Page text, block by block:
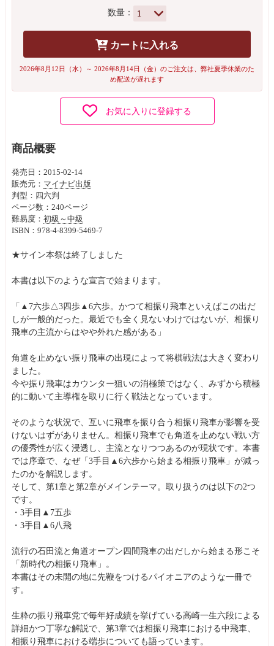
数量：
カートに入れる
2026年8月12日（水）～ 2026年8月14日（金）のご注文は、弊社夏季休業のた
め配送が遅れます
お気に入りに登録する
商品概要
発売日：2015-02-14
販売元： マイナビ出版
判型：四六判
ページ数：240ページ
難易度： 初級～中級
ISBN：978-4-8399-5469-7
★サイン本祭は終了しました
本書は以下のような宣言で始まります。
「▲7六歩△3四歩▲6六歩。かつて相振り飛車といえばこの出だ
しが一般的だった。最近でも全く見ないわけではないが、相振り
飛車の主流からはやや外れた感がある」
角道を止めない振り飛車の出現によって将棋戦法は大きく変わり
ました。
今や振り飛車はカウンター狙いの消極策ではなく、みずから積極
的に動いて主導権を取りに行く戦法となっています。
そのような状況で、互いに飛車を振り合う相振り飛車が影響を受
けないはずがありません。相振り飛車でも角道を止めない戦い方
の優秀性が広く浸透し、主流となりつつあるのが現状です。本書
では序章で、なぜ「3手目▲6六歩から始まる相振り飛車」が減っ
たのかを解説します。
そして、第1章と第2章がメインテーマ。取り扱うのは以下の2つ
です。
・3手目▲7五歩
・3手目▲6八飛
流行の石田流と角道オープン四間飛車の出だしから始まる形こそ
「新時代の相振り飛車」。
本書はその未開の地に先鞭をつけるパイオニアのような一冊で
す。
生粋の振り飛車党で毎年好成績を挙げている高崎一生六段による
詳細かつ丁寧な解説で、第3章では相振り飛車における中飛車、
相振り飛車における端歩についても語っています。